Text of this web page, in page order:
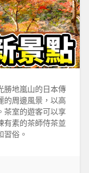
勝地嵐山的日本傳
的周邊風景，以高
茶室的遊客可以享
有素的茶師侍茶並
習俗。